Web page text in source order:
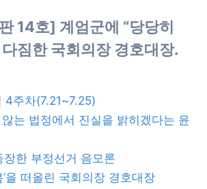
14호] 계엄군에 “당당히
짐한 국회의장 경호대장.
4주차(7.21~7.25)
는 법정에서 진실을 밝히겠다는 윤
장한 부정선거 음모론
’을 떠올린 국회의장 경호대장